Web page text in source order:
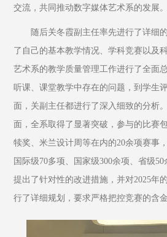
交流，共同推动数字媒体艺术系的发展。
随后关冬霞副主任率先进行了详细
了自己的基本教学情况、学科竞赛以及
艺术系的教学质量管理工作进行了全面
听课、课堂教学中存在的问题，到学生
面，关副主任都进行了深入细致的分析
面，全系取得了显著突破，参与的比赛
犊奖、米兰设计周等在内的20余项赛事
国际级70多项、国家级300余项、省级
提出了针对性的改进措施，并对2025年
行了详细规划，要求严格把控竞赛的含金